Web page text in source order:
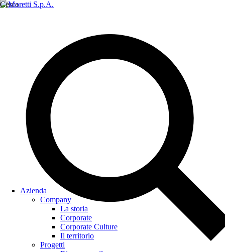
Cerca
Azienda
Company
La storia
Corporate
Corporate Culture
Il territorio
Progetti